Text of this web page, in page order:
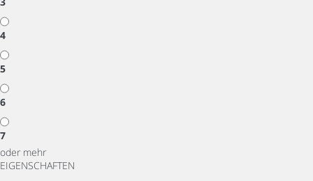
4
5
6
7
oder mehr
EIGENSCHAFTEN